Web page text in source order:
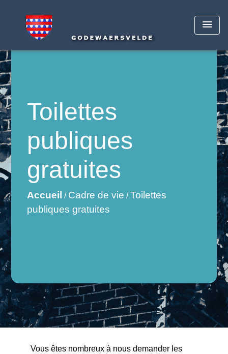
menu
Toilettes
publiques
gratuites
Accueil / Cadre de vie /Toilettes
publiques gratuites
Vous êtes nombreux à nous demander les